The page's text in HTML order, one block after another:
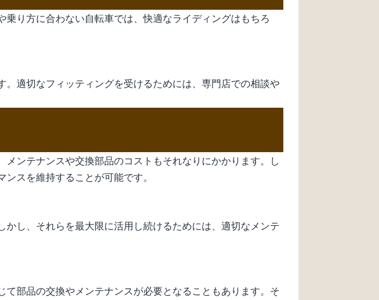
り方に合わない自転車では、快適なライディングはもちろ
適切なフィッティングを受けるためには、専門店での相談や
ンテナンスや交換部品のコストもそれなりにかかります。し
スを維持することが可能です。
し、それらを最大限に活用し続けるためには、適切なメンテ
部品の交換やメンテナンスが必要となることもあります。そ